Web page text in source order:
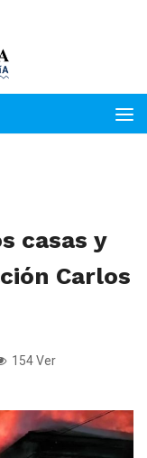
casas y
Carlos
154 Ver